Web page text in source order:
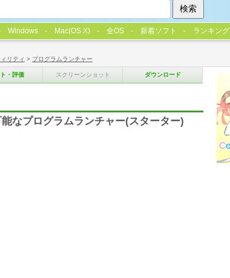
リティ > プログラムランチャー
・評価 スクリーンショット ダウンロード
なプログラムランチャー(スターター)
Windows Mac(OS X) 全OS 新着ソフト ランキング